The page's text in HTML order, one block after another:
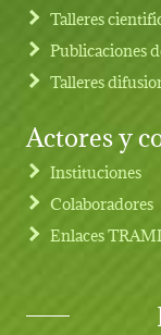
Talleres
Publicaciones
Talleres
Actores y
Instituciones
Colaboradores
Enlaces